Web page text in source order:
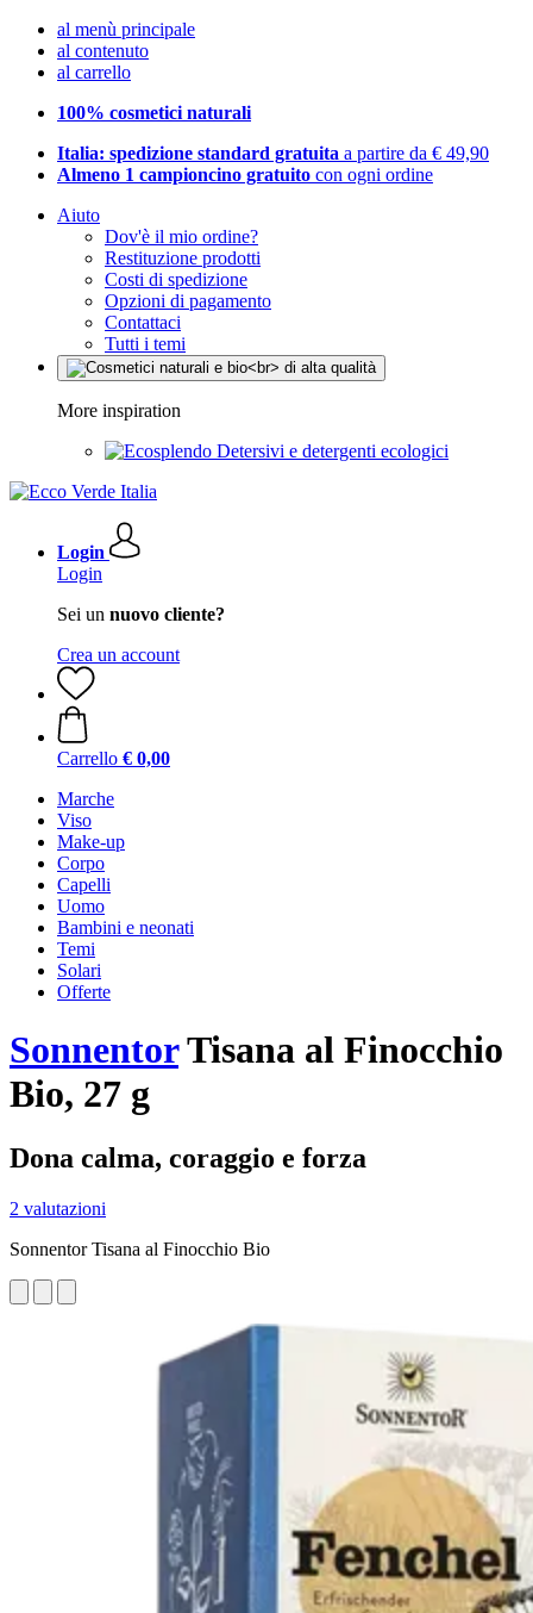
al menù principale
al contenuto
al carrello
100% cosmetici naturali
Italia: spedizione standard gratuita a partire da € 49,90
Almeno 1 campioncino gratuito con ogni ordine
Aiuto
Dov'è il mio ordine?
Restituzione prodotti
Costi di spedizione
Opzioni di pagamento
Contattaci
Tutti i temi
More inspiration
Detersivi e detergenti ecologici
Login
Login
Sei un nuovo cliente?
Crea un account
Carrello € 0,00
Marche
Viso
Make-up
Corpo
Capelli
Uomo
Bambini e neonati
Temi
Solari
Offerte
SonnentorTisana al Finocchio
Bio, 27 g
Dona calma, coraggio e forza
2 valutazioni
Sonnentor Tisana al Finocchio Bio